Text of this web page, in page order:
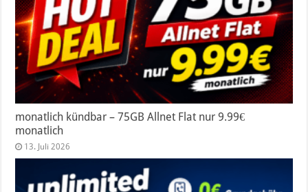
monatlich kündbar – 75GB Allnet Flat nur 9.99€
monatlich
13. Juli 2026